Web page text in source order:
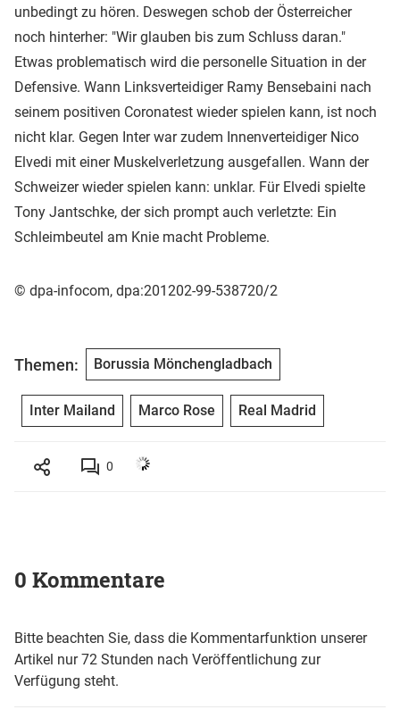
unbedingt zu hören. Deswegen schob der Österreicher
noch hinterher: "Wir glauben bis zum Schluss daran."
Etwas problematisch wird die personelle Situation in der
Defensive. Wann Linksverteidiger Ramy Bensebaini nach
seinem positiven Coronatest wieder spielen kann, ist noch
nicht klar. Gegen Inter war zudem Innenverteidiger Nico
Elvedi mit einer Muskelverletzung ausgefallen. Wann der
Schweizer wieder spielen kann: unklar. Für Elvedi spielte
Tony Jantschke, der sich prompt auch verletzte: Ein
Schleimbeutel am Knie macht Probleme.
© dpa-infocom, dpa:201202-99-538720/2
Themen: Borussia Mönchengladbach
Inter Mailand Marco Rose Real Madrid
0
0 Kommentare
Bitte beachten Sie, dass die Kommentarfunktion unserer
Artikel nur 72 Stunden nach Veröffentlichung zur
Verfügung steht.